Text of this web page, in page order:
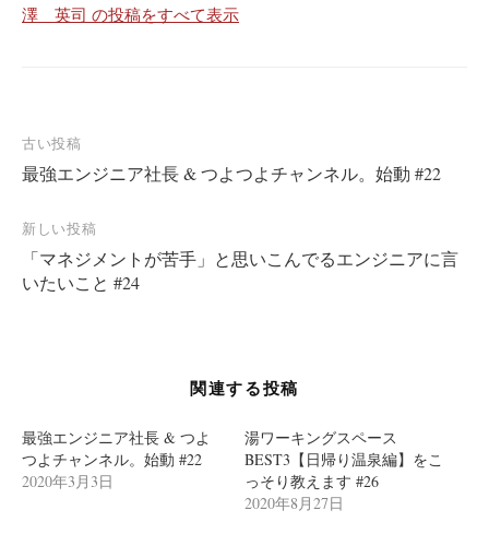
澤 英司 の投稿をすべて表示
投
稿
ナ
ビ
ゲ
古い投稿
最強エンジニア社長 & つよつよチャンネル。始動 #22
新しい投稿
「マネジメントが苦手」と思いこんでるエンジニアに言
いたいこと #24
関連する投稿
最強エンジニア社長 & つよ
つよチャンネル。始動 #22
2020年3月3日
湯ワーキングスペース
BEST3【日帰り温泉編】をこ
っそり教えます #26
2020年8月27日